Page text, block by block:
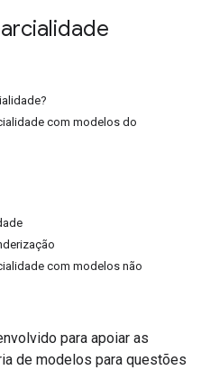
com modelos do
com modelos não
para apoiar as
de modelos para questões